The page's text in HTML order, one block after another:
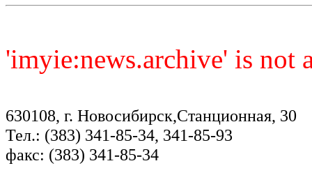
'imyie:news.archive' is not
630108, г. Новосибирск,Станционная, 30
Тел.: (383) 341-85-34, 341-85-93
факс: (383) 341-85-34